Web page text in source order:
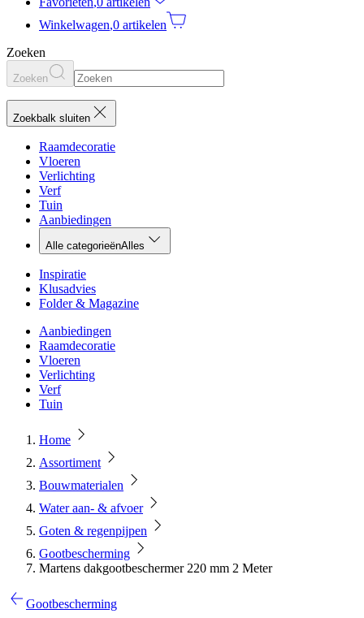
Winkelwagen,0 artikelen
Zoeken
Zoeken
Zoekbalk sluiten
Raamdecoratie
Vloeren
Verlichting
Verf
Tuin
Aanbiedingen
Alle categorieënAlles
Inspiratie
Klusadvies
Folder & Magazine
Aanbiedingen
Raamdecoratie
Vloeren
Verlichting
Verf
Tuin
Home
Assortiment
Bouwmaterialen
Water aan- & afvoer
Goten & regenpijpen
Gootbescherming
Martens dakgootbeschermer 220 mm 2 Meter
Gootbescherming